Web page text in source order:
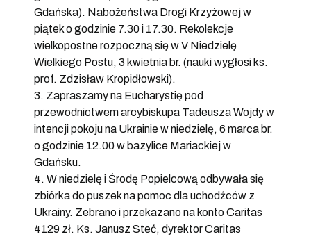
Gdańska). Nabożeństwa Drogi Krzyżowej w
piątek o godzinie 7.30 i 17.30. Rekolekcje
wielkopostne rozpoczną się w V Niedzielę
Wielkiego Postu, 3 kwietnia br. (nauki wygłosi ks.
prof. Zdzisław Kropidłowski).
3. Zapraszamy na Eucharystię pod
przewodnictwem arcybiskupa Tadeusza Wojdy w
intencji pokoju na Ukrainie w niedzielę, 6 marca br.
o godzinie 12.00 w bazylice Mariackiej w
Gdańsku.
4. W niedzielę i Środę Popielcową odbywała się
zbiórka do puszek na pomoc dla uchodźców z
Ukrainy. Zebrano i przekazano na konto Caritas
4129 zł. Ks. Janusz Steć, dyrektor Caritas